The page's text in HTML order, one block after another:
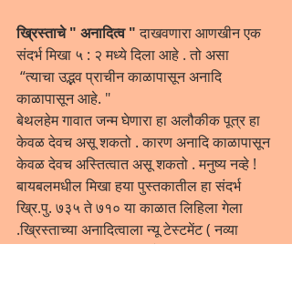
ख्रिस्ताचे " अनादित्व " दाखवणारा आणखीन एक
संदर्भ मिखा ५ : २ मध्ये दिला आहे . तो असा
काळापासून आहे. "
बेथलहेम गावात जन्म घेणारा हा अलौकीक पूत्र हा
केवळ देवच असू शकतो . कारण अनादि काळापासून
केवळ देवच अस्तित्वात असू शकतो . मनुष्य नव्हे !
बायबलमधील मिखा हया पुस्तकातील हा संदर्भ
ख्रि.पु. ७३५ ते ७१० या काळात लिहिला गेला
.ख्रिस्ताच्या अनादित्वाला न्यू टेस्टमेंट ( नव्या
करारातील ) मधील जॉन ( योहान )